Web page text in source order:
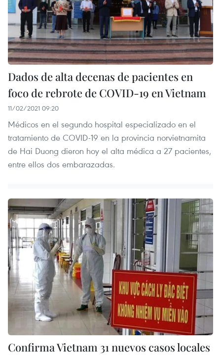
Dados de alta decenas de pacientes en
foco de rebrote de COVID-19 en Vietnam
11/02/2021 09:20
Médicos en el segundo hospital especializado en el
tratamiento de COVID-19 en la provincia norvietnamita
de Hai Duong dieron hoy el alta médica a 27 pacientes,
entre ellos dos embarazadas.
Confirma Vietnam 31 nuevos casos locales